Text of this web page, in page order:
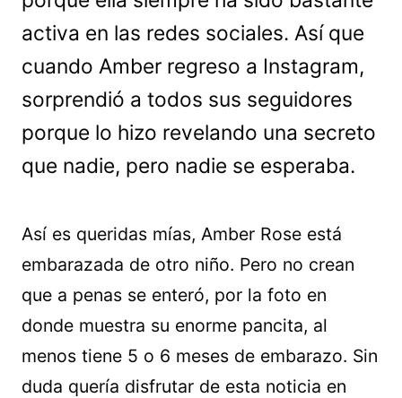
activa en las redes sociales. Así que
cuando Amber regreso a Instagram,
sorprendió a todos sus seguidores
porque lo hizo revelando una secreto
que nadie, pero nadie se esperaba.
Así es queridas mías, Amber Rose está
embarazada de otro niño. Pero no crean
que a penas se enteró, por la foto en
donde muestra su enorme pancita, al
menos tiene 5 o 6 meses de embarazo. Sin
duda quería disfrutar de esta noticia en